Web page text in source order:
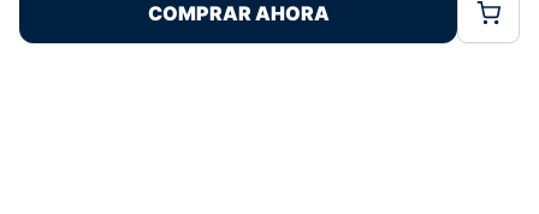
Política de CookiesPolítica de Privacidad
COMPRAR AHORA